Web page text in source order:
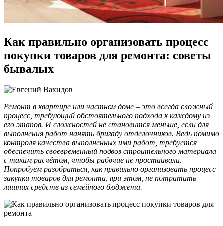
Как правильно организовать процесс
покупки товаров для ремонта: советы
бывалых
Ремонт в квартире или частном доме – это всегда сложный
процесс, требующий обстоятельного подхода к каждому из
его этапов. И сложностей не становится меньше, если для
выполнения работ нанять бригаду отделочников. Ведь помимо
контроля качества выполненных ими работ, требуется
обеспечить своевременный подвоз строительного материала
с таким расчётом, чтобы рабочие не простаивали.
Попробуем разобраться, как правильно организовать процесс
закупки товаров для ремонта, при этом, не потратить
лишних средств из семейного бюджета.